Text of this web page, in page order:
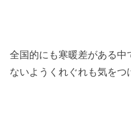
全国的にも寒暖差がある中
ないようくれぐれも気をつ